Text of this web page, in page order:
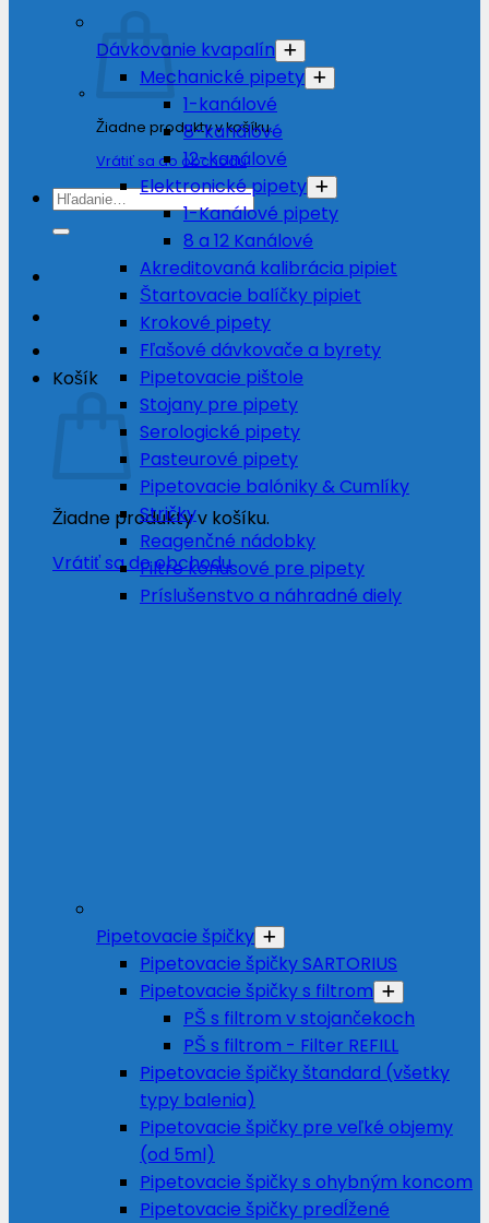
Žiadne produkty v košíku.
Vrátiť sa do obchodu
Hľadať:
Košík
Žiadne produkty v košíku.
Vrátiť sa do obchodu
Dávkovanie kvapalín
Mechanické pipety
1-kanálové
8-kanálové
12-kanálové
Elektronické pipety
1-Kanálové pipety
8 a 12 Kanálové
Akreditovaná kalibrácia pipiet
Štartovacie balíčky pipiet
Krokové pipety
Fľašové dávkovače a byrety
Pipetovacie pištole
Stojany pre pipety
Serologické pipety
Pasteurové pipety
Pipetovacie balóniky & Cumlíky
Stričky
Reagenčné nádobky
Filtre kónusové pre pipety
Príslušenstvo a náhradné diely
Pipetovacie špičky
Pipetovacie špičky SARTORIUS
Pipetovacie špičky s filtrom
PŠ s filtrom v stojančekoch
PŠ s filtrom - Filter REFILL
Pipetovacie špičky štandard (všetky
typy balenia)
Pipetovacie špičky pre veľké objemy
(od 5ml)
Pipetovacie špičky s ohybným koncom
Pipetovacie špičky predĺžené